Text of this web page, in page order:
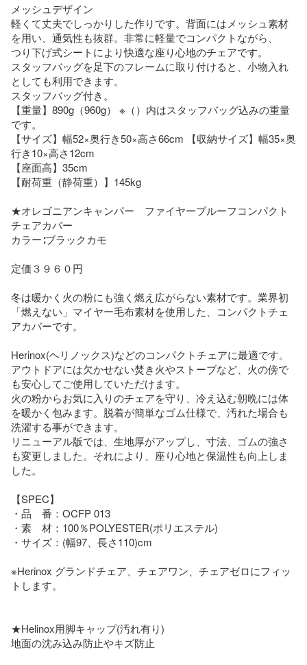
メッシュデザイン
軽くて丈夫でしっかりした作りです。背面にはメッシュ素材
を用い、通気性も抜群。非常に軽量でコンパクトながら、
つり下げ式シートにより快適な座り心地のチェアです。
スタッフバッグを足下のフレームに取り付けると、小物入れ
としても利用できます。
スタッフバッグ付き。
【重量】890g（960g） ※（）内はスタッフバッグ込みの重量
です。
【サイズ】幅52×奥行き50×高さ66cm 【収納サイズ】幅35×奥
行き10×高さ12cm
【座面高】35cm
【耐荷重（静荷重）】145kg
★オレゴニアンキャンパー　ファイヤープルーフコンパクト
チェアカバー
カラー∶ブラックカモ
定価３９６０円
冬は暖かく火の粉にも強く燃え広がらない素材です。業界初
「燃えない」マイヤー毛布素材を使用した、コンパクトチェ
アカバーです。
Herinox(ヘリノックス)などのコンパクトチェアに最適です。
アウトドアには欠かせない焚き火やストーブなど、火の傍で
も安心してご使用していただけます。
火の粉からお気に入りのチェアを守り、冷え込む朝晩には体
を暖かく包みます。脱着が簡単なゴム仕様で、汚れた場合も
洗濯する事ができます。
リニューアル版では、生地厚がアップし、寸法、ゴムの強さ
も変更しました。それにより、座り心地と保温性も向上しま
した。
【SPEC】
・品　番：OCFP 013
・素　材：100％POLYESTER(ポリエステル)
・サイズ：(幅97、長さ110)cm
※Herinox グランドチェア、チェアワン、チェアゼロにフィッ
トします。
★Helinox用脚キャップ(汚れ有り)
地面の沈み込み防止やキズ防止